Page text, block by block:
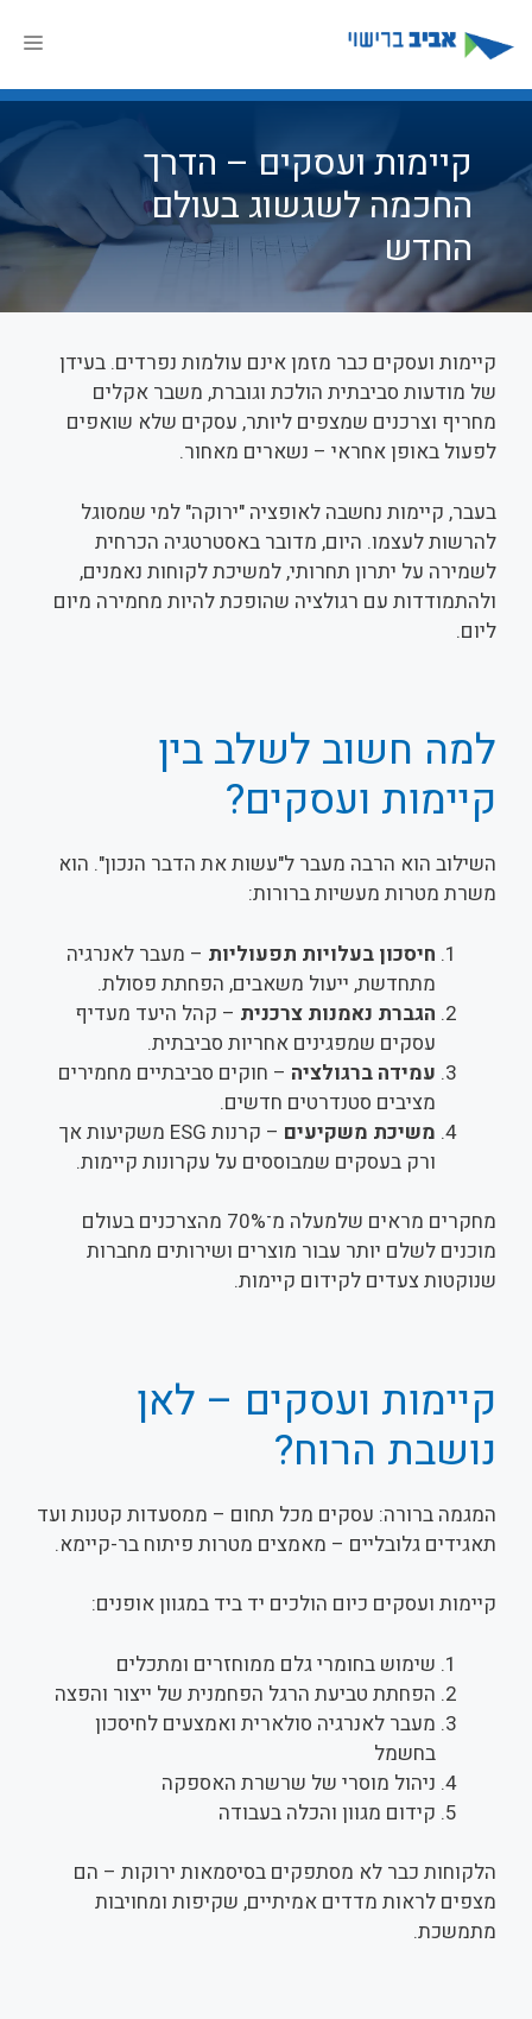
לתוכן
קיימות ועסקים – הדרך
החכמה לשגשוג בעולם
החדש
קיימות ועסקים כבר מזמן אינם עולמות נפרדים. בעידן
של מודעות סביבתית הולכת וגוברת, משבר אקלים
מחריף וצרכנים שמצפים ליותר, עסקים שלא שואפים
לפעול באופן אחראי – נשארים מאחור.
בעבר, קיימות נחשבה לאופציה "ירוקה" למי שמסוגל
להרשות לעצמו. היום, מדובר באסטרטגיה הכרחית
לשמירה על יתרון תחרותי, למשיכת לקוחות נאמנים,
ולהתמודדות עם רגולציה שהופכת להיות מחמירה מיום
ליום.
למה חשוב לשלב בין
קיימות ועסקים?
השילוב הוא הרבה מעבר ל"עשות את הדבר הנכון". הוא
משרת מטרות מעשיות ברורות:
חיסכון בעלויות תפעוליות – מעבר לאנרגיה
מתחדשת, ייעול משאבים, הפחתת פסולת.
הגברת נאמנות צרכנית – קהל היעד מעדיף
עסקים שמפגינים אחריות סביבתית.
עמידה ברגולציה – חוקים סביבתיים מחמירים
מציבים סטנדרטים חדשים.
משיכת משקיעים
– קרנות ESG משקיעות אך
ורק בעסקים שמבוססים על עקרונות קיימות.
מחקרים מראים שלמעלה מ־70% מהצרכנים בעולם
מוכנים לשלם יותר עבור מוצרים ושירותים מחברות
שנוקטות צעדים לקידום קיימות.
קיימות ועסקים – לאן
נושבת הרוח?
המגמה ברורה: עסקים מכל תחום – ממסעדות קטנות ועד
תאגידים גלובליים – מאמצים מטרות פיתוח בר-קיימא.
קיימות ועסקים כיום הולכים יד ביד במגוון אופנים:
שימוש בחומרי גלם ממוחזרים ומתכלים
הפחתת טביעת הרגל הפחמנית של ייצור והפצה
מעבר לאנרגיה סולארית ואמצעים לחיסכון
בחשמל
ניהול מוסרי של שרשרת האספקה
קידום מגוון והכלה בעבודה
הלקוחות כבר לא מסתפקים בסיסמאות ירוקות – הם
מצפים לראות מדדים אמיתיים, שקיפות ומחויבות
מתמשכת.